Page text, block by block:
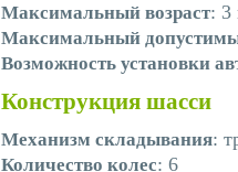
Максимальный возраст: 3
Максимальный
Возможность установки
Конструкция шасси
Механизм складывания:
Количество колес: 6